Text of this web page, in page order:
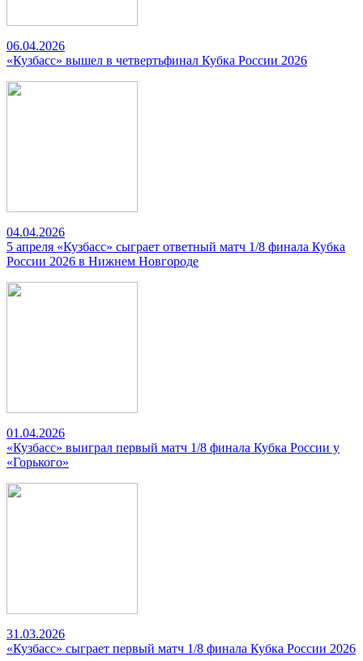
06.04.2026
«Кузбасс» вышел в четвертьфинал Кубка России 2026
04.04.2026
5 апреля «Кузбасс» сыграет ответный матч 1/8 финала Кубка
России 2026 в Нижнем Новгороде
01.04.2026
«Кузбасс» выиграл первый матч 1/8 финала Кубка России у
«Горького»
31.03.2026
«Кузбасс» сыграет первый матч 1/8 финала Кубка России 2026